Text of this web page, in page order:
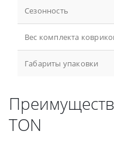
Сезонность
Вес комплекта
Габариты упаковки
TON